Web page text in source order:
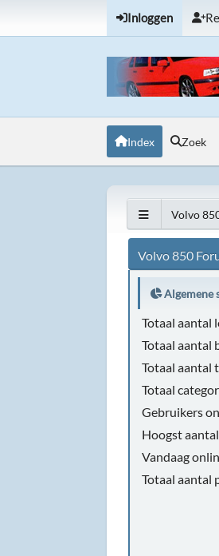
Inloggen
Index Zoek
Volvo
Volvo 850
Algemene
Totaal aantal
Totaal aantal
Totaal aantal
Totaal
Gebruikers
Hoogst
Vandaag
Totaal aantal